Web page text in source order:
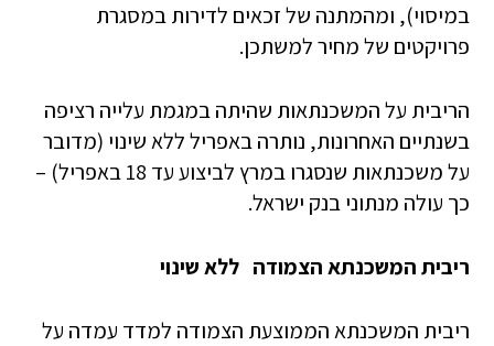
במיסוי), ומהמתנה של זכאים לדירות במסגרת
פרויקטים של מחיר למשתכן.
הריבית על המשכנתאות שהיתה במגמת עלייה רציפה
בשנתיים האחרונות, נותרה באפריל ללא שינוי (מדובר
על משכנתאות שנסגרו במרץ לביצוע עד 18 באפריל) –
כך עולה מנתוני בנק ישראל.
ריבית המשכנתא הצמודה ללא שינוי
ריבית המשכנתא הממוצעת הצמודה למדד עמדה על